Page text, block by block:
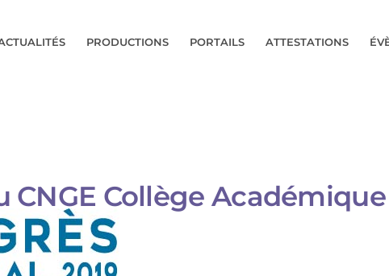
PRODUCTIONS PORTAILS ATTESTATIONS
CNGE Collège Académique